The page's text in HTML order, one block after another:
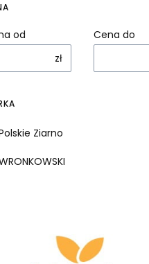
od
zł
Cena do
Ziarno